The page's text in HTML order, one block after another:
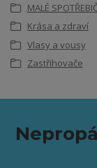
MALÉ
Krása a zdraví
Vlasy a vousy
Zastřihovače